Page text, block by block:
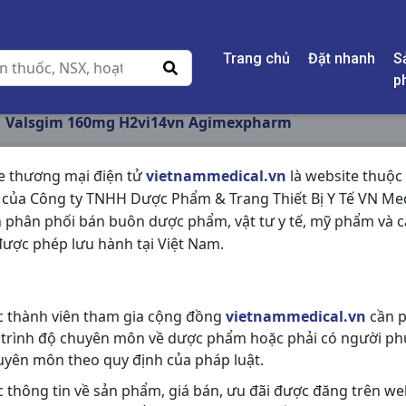
Trang chủ Đặt nhanh
thương mại điện tửvietnammedical.vn là website thuộc
Công ty TNHH Dược Phẩm & Trang Thiết Bị Y Tế VN
phân phối bán buôn dược phẩm, vật tư y tế, mỹ phẩm và
phép lưu hành tại Việt Nam.
thành viên tham gia cộng đồng vietnammedical.vn cần
độ chuyên môn về dược phẩm hoặc phải có người
môn theo quy định của pháp luật.
thông tin về sản phẩm, giá bán, ưu đãi được đăng trên
Valsgim 160mg H2vi14vn Agimexpharm
VALSGIM 160MG
AGIMEXPHARM
Nhóm hàng:Tim Mạch - Lợi Tiểu-
Chia sẻ qua mạng xã hội: